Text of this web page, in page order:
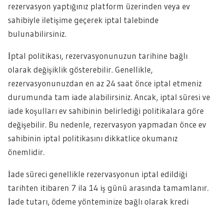
rezervasyon yaptığınız platform üzerinden veya ev
sahibiyle iletişime geçerek iptal talebinde
bulunabilirsiniz.
İptal politikası, rezervasyonunuzun tarihine bağlı
olarak değişiklik gösterebilir. Genellikle,
rezervasyonunuzdan en az 24 saat önce iptal etmeniz
durumunda tam iade alabilirsiniz. Ancak, iptal süresi ve
iade koşulları ev sahibinin belirlediği politikalara göre
değişebilir. Bu nedenle, rezervasyon yapmadan önce ev
sahibinin iptal politikasını dikkatlice okumanız
önemlidir.
İade süreci genellikle rezervasyonun iptal edildiği
tarihten itibaren 7 ila 14 iş günü arasında tamamlanır.
İade tutarı, ödeme yönteminize bağlı olarak kredi